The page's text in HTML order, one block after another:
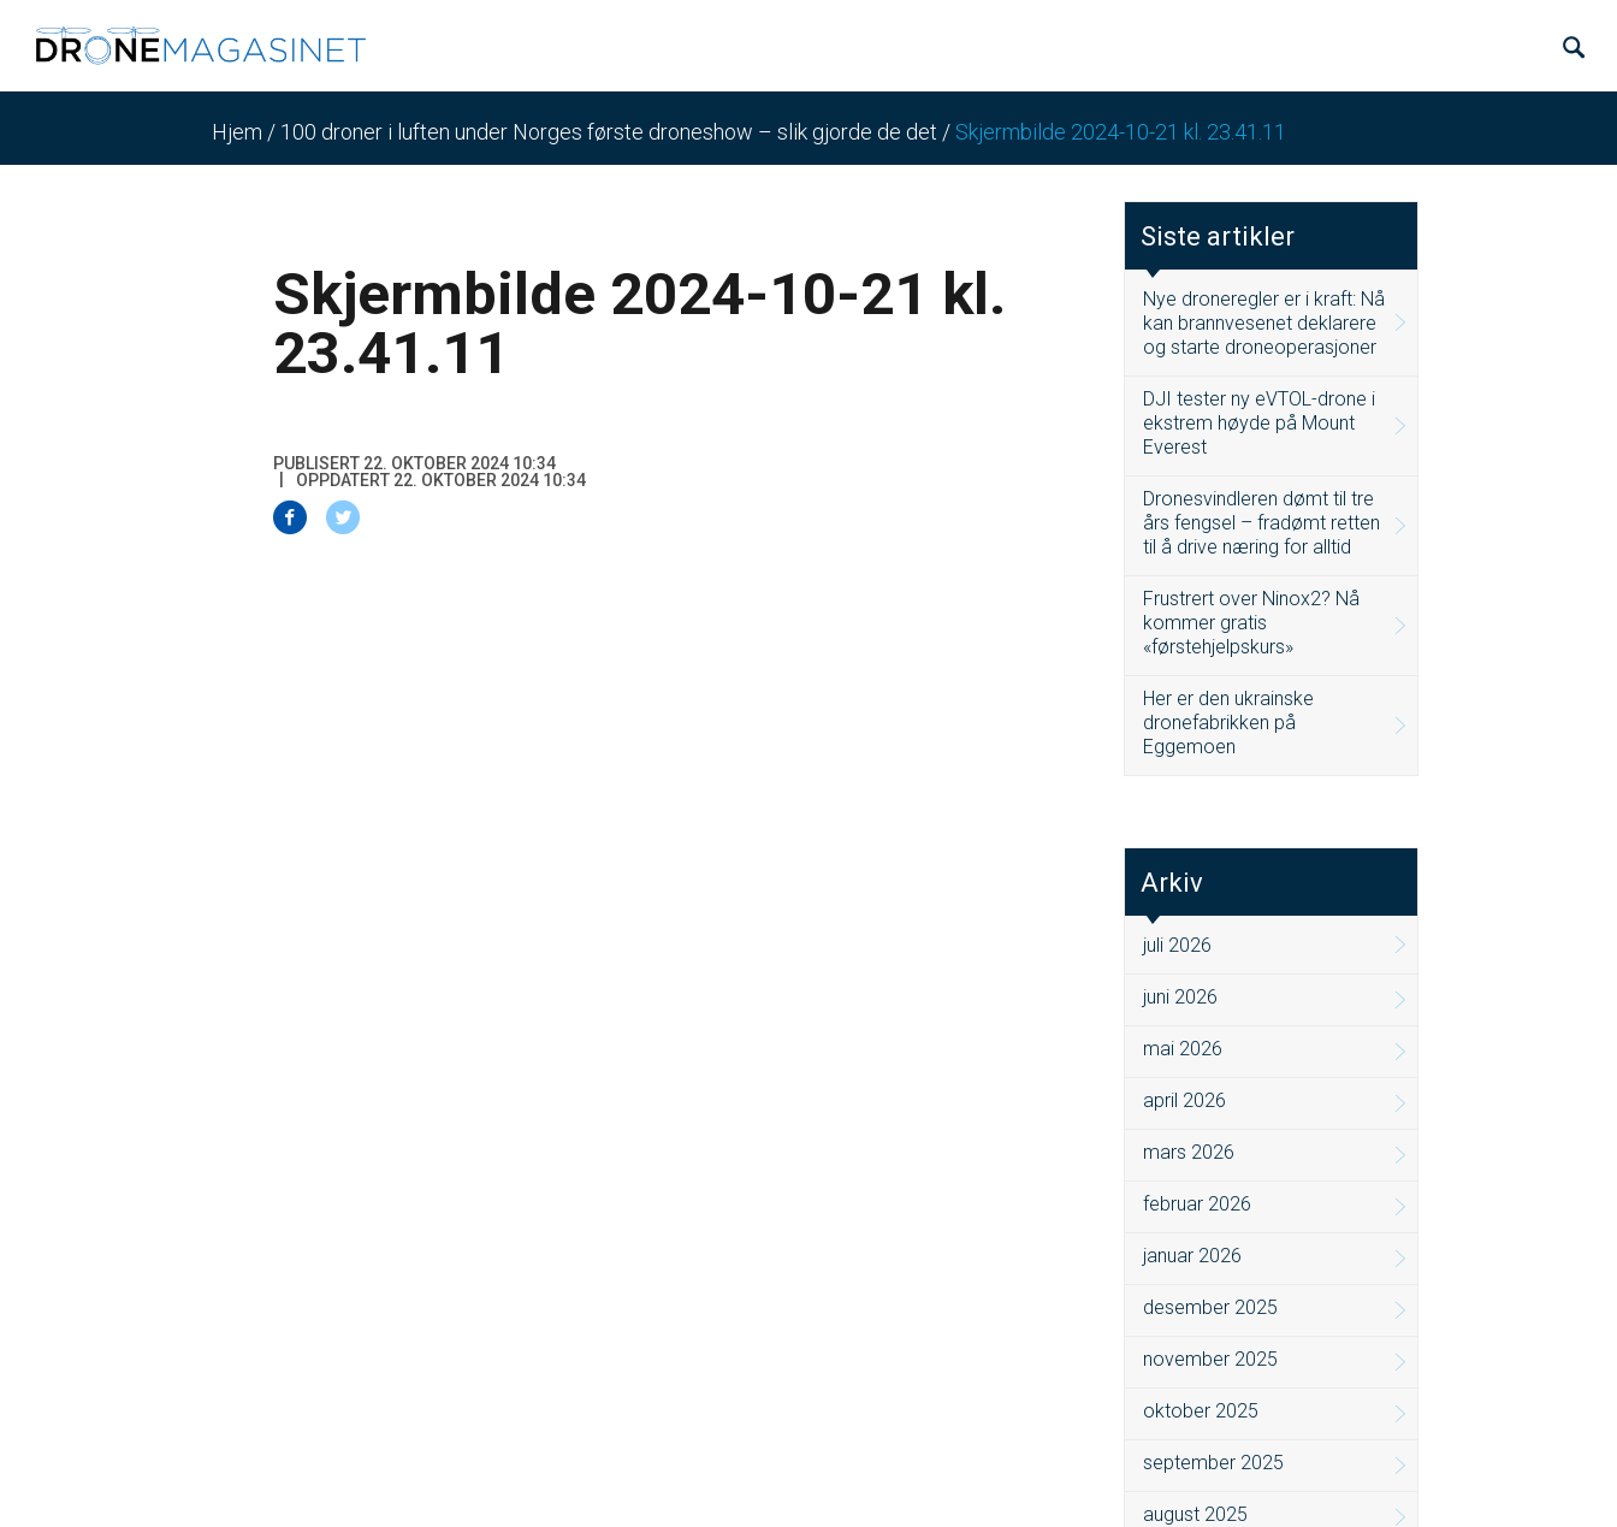
Hjem / 100 droner i luften under Norges første droneshow – slik gjorde de det / Skjermbilde 2024-10-21 kl. 23.41.11
Skjermbilde 2024-10-21 kl.
23.41.11
PUBLISERT 22. OKTOBER 2024 10:34
OPPDATERT 22. OKTOBER 2024 10:34
Siste artikler
Nye droneregler er i kraft: Nå
kan brannvesenet deklarere
og starte droneoperasjoner
DJI tester ny eVTOL-drone i
ekstrem høyde på Mount
Everest
Dronesvindleren dømt til tre
års fengsel – fradømt retten
til å drive næring for alltid
Frustrert over Ninox2? Nå
kommer gratis
«førstehjelpskurs»
Her er den ukrainske
dronefabrikken på
Eggemoen
Arkiv
juli 2026
juni 2026
mai 2026
april 2026
mars 2026
februar 2026
januar 2026
desember 2025
november 2025
oktober 2025
september 2025
august 2025